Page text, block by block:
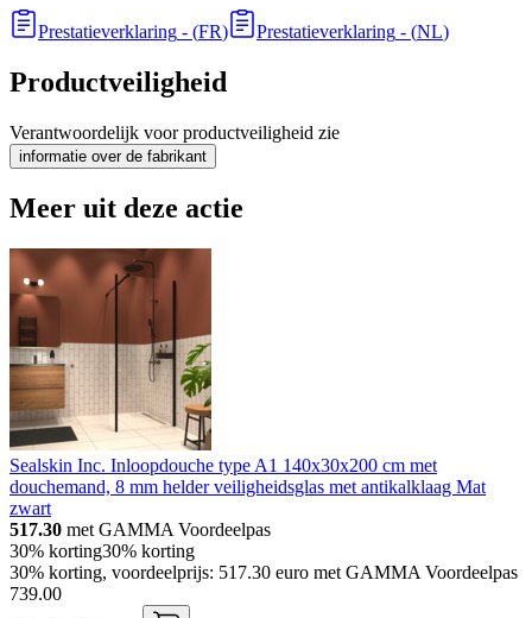
Prestatieverklaring - (FR) Prestatieverklaring - (NL)
Productveiligheid
Verantwoordelijk voor productveiligheid zie
informatie over de fabrikant
Meer uit deze actie
Sealskin Inc. Inloopdouche type A1 140x30x200 cm met
douchemand, 8 mm helder veiligheidsglas met antikalklaag Mat
zwart
517.30 met GAMMA Voordeelpas
30% korting30% korting
30% korting, voordeelprijs: 517.30 euro met GAMMA Voordeelpas
739.00